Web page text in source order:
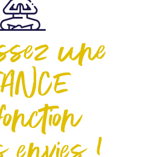
une